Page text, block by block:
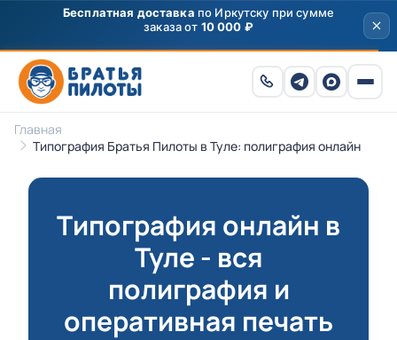
Скидка250 ₽на первый заказ от 3000 ₽ по
промокоду
ПРИВЕТ
Главная
Типография Братья Пилоты в Туле: полиграфия онлайн
Типография онлайн в
Туле - вся
полиграфия и
оперативная печать